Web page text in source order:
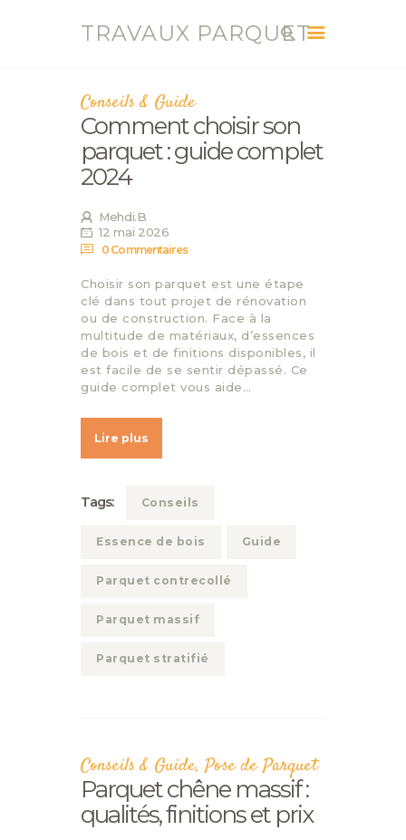
TRAVAUX PARQUET
ACCUEIL
SERVICES
CONTACT
BLOG
Conseils & Guide
Comment choisir son
parquet : guide complet
2024
Mehdi.B
12 mai 2026
0 Commentaires
Choisir son parquet est une étape
clé dans tout projet de rénovation
ou de construction. Face à la
multitude de matériaux, d’essences
de bois et de finitions disponibles, il
est facile de se sentir dépassé. Ce
guide complet vous aide…
Lire plus
Tags: Conseils
Essence de bois Guide
Parquet contrecollé
Parquet massif
Parquet stratifié
Conseils & Guide,Pose de Parquet
Parquet chêne massif :
qualités, finitions et prix